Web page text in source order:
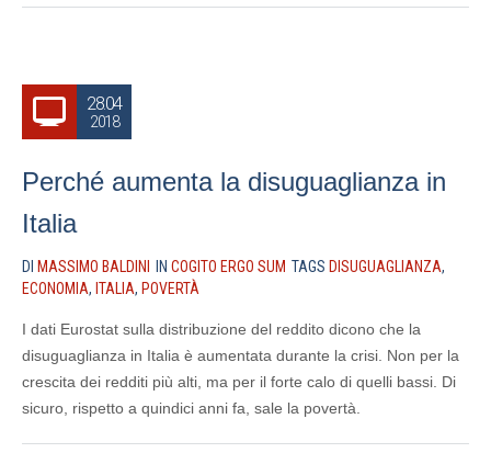
28.04
2018
Perché aumenta la disuguaglianza in
Italia
DI MASSIMO BALDINI IN COGITO ERGO SUM TAGS DISUGUAGLIANZA,
ECONOMIA, ITALIA, POVERTÀ
I dati Eurostat sulla distribuzione del reddito dicono che la
disuguaglianza in Italia è aumentata durante la crisi. Non per la
crescita dei redditi più alti, ma per il forte calo di quelli bassi. Di
sicuro, rispetto a quindici anni fa, sale la povertà.